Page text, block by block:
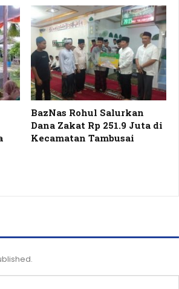
BazNas Rohul Salurkan
Dana Zakat Rp 251.9 Juta di
Kecamatan Tambusai